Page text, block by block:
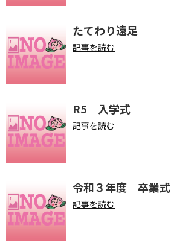
たてわり遠足
記事を読む
R5 入学式
記事を読む
令和３年度 卒業式
記事を読む